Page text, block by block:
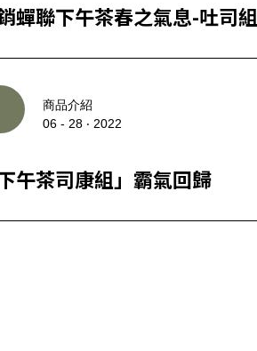
蟬聯下午茶春之氣息-吐司組
商品介紹
06 - 28 ‧ 2022
午茶司康組」霸氣回歸